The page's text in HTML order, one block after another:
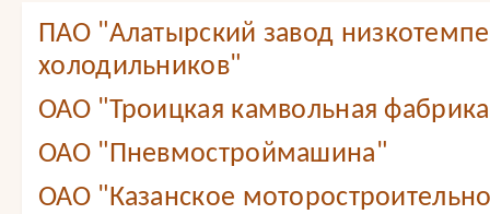
ПАО "Алатырский завод
холодильников"
ОАО "Троицкая камвольная
ОАО "Пневмостроймашина"
ОАО "Казанское